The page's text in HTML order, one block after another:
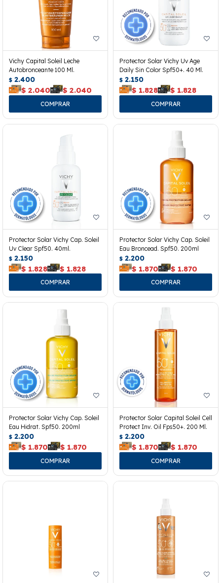
Vichy Capital Soleil Leche
Autobronceante 100 Ml.
$ 2.400
$ 2.040 $ 2.040
Protector Solar Vichy Uv Age
Daily Sin Color Spf50+. 40 Ml.
$ 2.150
$ 1.828 $ 1.828
Protector Solar Vichy Cap. Soleil
Uv Clear Spf50. 40ml.
$ 2.150
$ 1.828 $ 1.828
Protector Solar Vichy Cap. Soleil
Eau Broncead. Spf50. 200ml
$ 2.200
$ 1.870 $ 1.870
Protector Solar Vichy Cap. Soleil
Eau Hidrat. Spf50. 200ml
$ 2.200
$ 1.870 $ 1.870
Protector Solar Capital Soleil Cell
Protect Inv. Oil Fps50+. 200 Ml.
$ 2.200
$ 1.870 $ 1.870